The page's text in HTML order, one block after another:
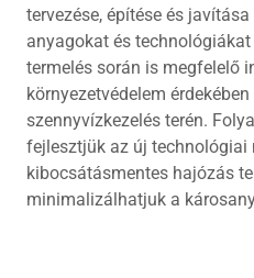
tervezése, építése és
anyagokat és
termelés során is megfelelő
környezetvédelem
szennyvízkezelés terén.
fejlesztjük az új technológiai
kibocsátásmentes hajózás
minimalizálhatjuk a